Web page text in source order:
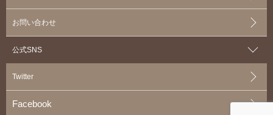
お問い合わせ
公式SNS
Twitter
Facebook